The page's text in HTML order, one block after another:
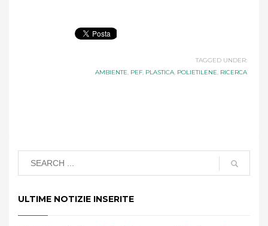
TAGGED UNDER:
AMBIENTE, PEF, PLASTICA, POLIETILENE, RICERCA
ULTIME NOTIZIE INSERITE